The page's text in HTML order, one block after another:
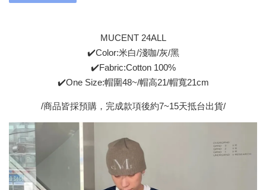
MUCENT 24ALL
✔️Color:米白/淺咖/灰/黑
✔️Fabric:Cotton 100%
✔️One Size:帽圍48~/帽高21/帽寬21cm
/商品皆採預購，完成款項後約7~15天抵台出貨/